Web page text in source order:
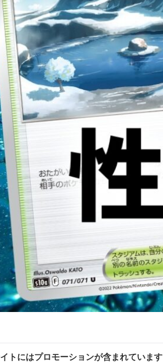
トにはプロモーションが含まれています